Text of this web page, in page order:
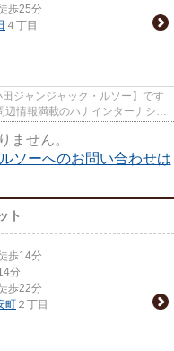
歩25分
４丁目
ジャンジャック・ルソー】です
情報満載のハナインターナショ
ません。
ソーへのお問い合わせは
ト
歩14分
分
歩22分
町 ２丁目